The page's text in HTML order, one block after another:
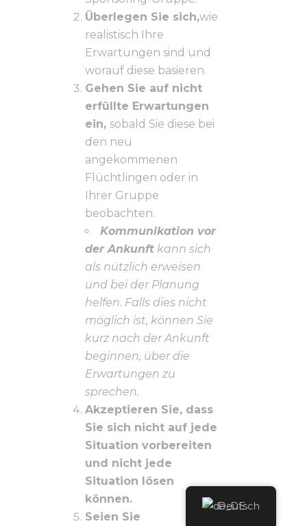
Überlegen Sie sich,wie
realistisch Ihre
Erwartungen sind und
worauf diese basieren.
Gehen Sie auf nicht
erfüllte Erwartungen
ein, sobald Sie diese bei
den neu
angekommenen
Flüchtlingen oder in
Ihrer Gruppe
beobachten.
Kommunikation vor
der Ankunft kann sich
als nützlich erweisen
und bei der Planung
helfen. Falls dies nicht
möglich ist, können Sie
kurz nach der Ankunft
beginnen, über die
Erwartungen zu
sprechen.
Akzeptieren Sie, dass
Sie sich nicht auf jede
Situation vorbereiten
und nicht jede
Situation lösen
können.
Seien Sie
Deutsch